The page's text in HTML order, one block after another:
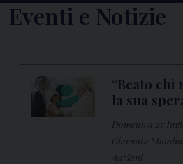
Eventi e Notizie
“Beato chi
la sua
Domenica 27
Giornata
Anziani